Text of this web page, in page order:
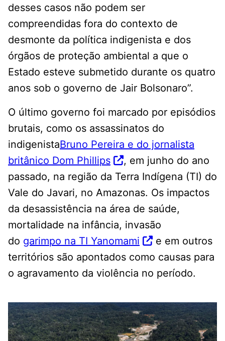
desses casos não podem ser
compreendidas fora do contexto de
desmonte da política indigenista e dos
órgãos de proteção ambiental a que o
Estado esteve submetido durante os quatro
anos sob o governo de Jair Bolsonaro”.
O último governo foi marcado por episódios
brutais, como os assassinatos do
indigenistaBruno Pereira e do jornalista
britânico Dom Phillips
, em junho do ano
passado, na região da Terra Indígena (TI) do
Vale do Javari, no Amazonas. Os impactos
da desassistência na área de saúde,
mortalidade na infância, invasão
do garimpo na TI Yanomami
e em outros
territórios são apontados como causas para
o agravamento da violência no período.